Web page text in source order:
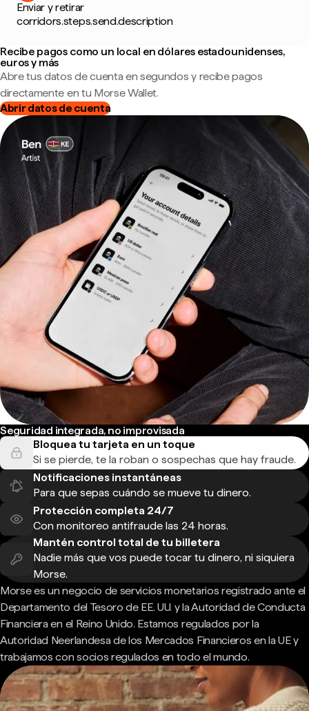
Enviar y retirar
corridors.steps.send.description
Recibe pagos como un local en dólares estadounidenses,
euros y más
Abre tus datos de cuenta en segundos y recibe pagos
directamente en tu Morse Wallet.
Abrir datos de cuenta
Seguridad integrada, no improvisada
Bloquea tu tarjeta en un toque
Si se pierde, te la roban o sospechas que hay fraude.
Notificaciones instantáneas
Para que sepas cuándo se mueve tu dinero.
Protección completa 24/7
Con monitoreo antifraude las 24 horas.
Mantén control total de tu billetera
Nadie más que vos puede tocar tu dinero, ni siquiera
Morse.
Morse es un negocio de servicios monetarios registrado ante el
Departamento del Tesoro de EE. UU. y la Autoridad de Conducta
Financiera en el Reino Unido. Estamos regulados por la
Autoridad Neerlandesa de los Mercados Financieros en la UE y
trabajamos con socios regulados en todo el mundo.